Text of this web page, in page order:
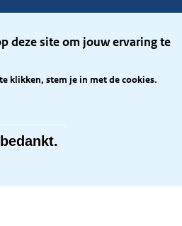
deze site om jouw ervaring te
klikken, stem je in met de cookies.